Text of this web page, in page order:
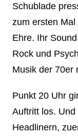
Schublade
zum ersten Mal
Ehre. Ihr
Rock und
Musik der 70er
Punkt 20 Uhr
Auftritt los.
Headlinern,